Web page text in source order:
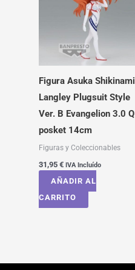
Figura Asuka Shikinami
Langley Plugsuit Style
Ver. B Evangelion 3.0 Q
posket 14cm
Figuras y Coleccionables
31,95 € IVA Incluído
AÑADIR AL
CARRITO